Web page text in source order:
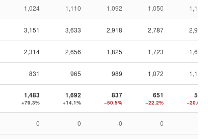
1,024 1,110 1,092 1,050 1,108
3,151 3,633 2,918 2,787 2,996
2,314 2,656 1,825 1,723 1,666
831 965 989 1,072 1,149
1,483
+79.3%
1,692
+14.1%
837
−50.5%
651
−22.2%
517
−20.6%
0 0 -0 -0